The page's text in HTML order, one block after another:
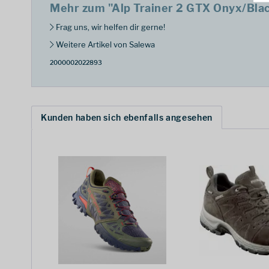
Mehr zum "Alp Trainer 2 GTX Onyx/
Frag uns, wir helfen dir gerne!
Weitere Artikel von Salewa
2000002022893
Kunden haben sich ebenfalls angesehen